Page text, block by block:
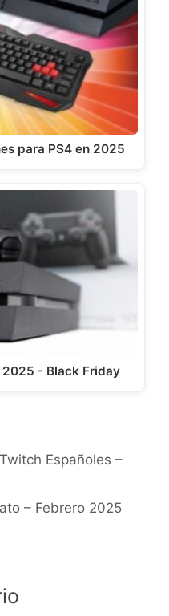
para PS4 en 2025
2025 - Black Friday
Españoles –
– Febrero 2025